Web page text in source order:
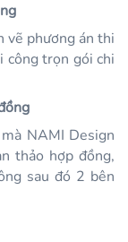
vẽ phương án thi
công trọn gói chi
NAMI Design
thảo hợp đồng,
sau đó 2 bên